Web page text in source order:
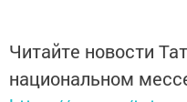
Читайте новости
национальном